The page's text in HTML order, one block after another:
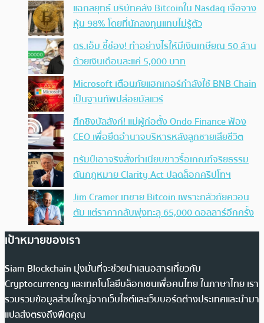
แฉกลยุทธ์ บริษัทคลัง Bitcoinใน Nasdaq เจือจาง
หุ้น 98% โดยที่นักลงทุนแทบไม่รู้ตัว
ดร.เอ็ม ชี้ช่อง! ทำอย่างไรให้มีเงินเกษียณ 50 ล้าน
ด้วยเงินเดือนละแค่ 5,000 บาท
Microsoft เตือนภัยแฮกเกอร์กำลังใช้ BNB Chain
เป็นฐานทัพปล่อยมัลแวร์
ศึกชิงบัลลังก์! แม่ผู้ก่อตั้ง Ondo Finance ฟ้อง
CEO เพื่อยึดอำนาจบริหารหลังลูกชายเสียชีวิต
ทรัมป์เอาจริง สั่งทำเนียบขาวรื้อเกณฑ์จริยธรรม
ดันกฎหมาย Clarity Act ปลดล็อกคริปโทฯ
Jim Cramer เทขาย Bitcoin เพราะกลัวภัยควอน
ตัม แต่ราคากลับพุ่งทะลุ 65,000 ดอลลาร์อีกครั้ง
เป้าหมายของเรา
Siam Blockchain มุ่งมั่นที่จะช่วยนำเสนอสารเกี่ยวกับ
Cryptocurrency และเทคโนโลยีบล็อกเชนเพื่อคนไทย ในภาษาไทย เรา
รวบรวมข้อมูลส่วนใหญ่จากเว็บไซต์และเว็บบอร์ดต่างประเทศและนำมา
แปลส่งตรงถึงฟีดคุณ